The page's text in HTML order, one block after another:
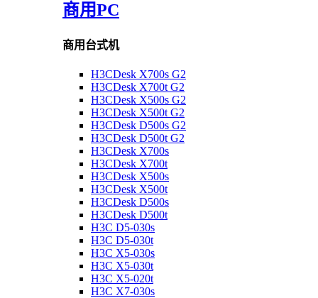
商用PC
商用台式机
H3CDesk X700s G2
H3CDesk X700t G2
H3CDesk X500s G2
H3CDesk X500t G2
H3CDesk D500s G2
H3CDesk D500t G2
H3CDesk X700s
H3CDesk X700t
H3CDesk X500s
H3CDesk X500t
H3CDesk D500s
H3CDesk D500t
H3C D5-030s
H3C D5-030t
H3C X5-030s
H3C X5-030t
H3C X5-020t
H3C X7-030s